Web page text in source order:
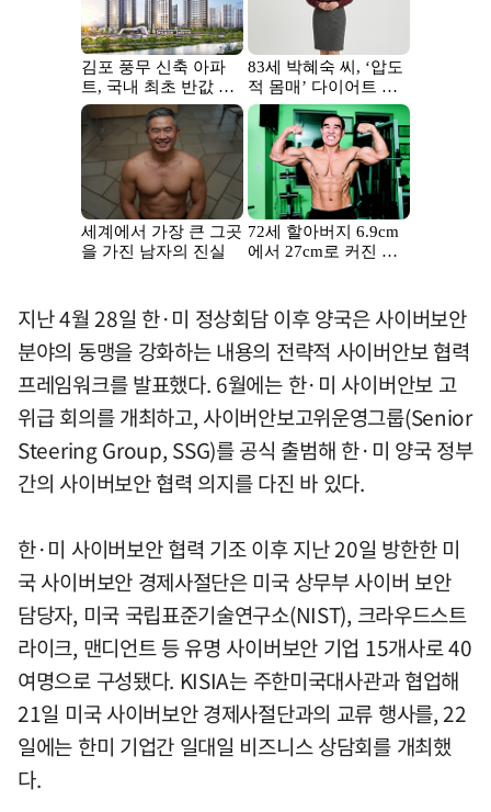
지난 4월 28일 한·미 정상회담 이후 양국은 사이버보안
분야의 동맹을 강화하는 내용의 전략적 사이버안보 협력
프레임워크를 발표했다. 6월에는 한·미 사이버안보 고
위급 회의를 개최하고, 사이버안보고위운영그룹(Senior
Steering Group, SSG)를 공식 출범해 한·미 양국 정부
간의 사이버보안 협력 의지를 다진 바 있다.
한·미 사이버보안 협력 기조 이후 지난 20일 방한한 미
국 사이버보안 경제사절단은 미국 상무부 사이버 보안
담당자, 미국 국립표준기술연구소(NIST), 크라우드스트
라이크, 맨디언트 등 유명 사이버보안 기업 15개사로 40
여명으로 구성됐다. KISIA는 주한미국대사관과 협업해
21일 미국 사이버보안 경제사절단과의 교류 행사를, 22
일에는 한미 기업간 일대일 비즈니스 상담회를 개최했
다.